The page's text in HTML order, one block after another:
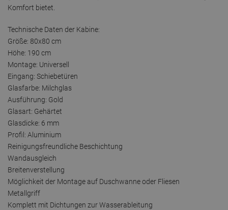
Komfort bietet.
Technische Daten der Kabine:
Größe: 80x80 cm
Höhe: 190 cm
Montage: Universell
Eingang: Schiebetüren
Glasfarbe: Milchglas
Ausführung: Gold
Glasart: Gehärtet
Glasdicke: 6 mm
Profil: Aluminium
Reinigungsfreundliche Beschichtung
Wandausgleich
Breitenverstellung
Möglichkeit der Montage auf Duschwanne oder Fliesen
Metallgriff
Komplett mit Dichtungen zur Wasserableitung